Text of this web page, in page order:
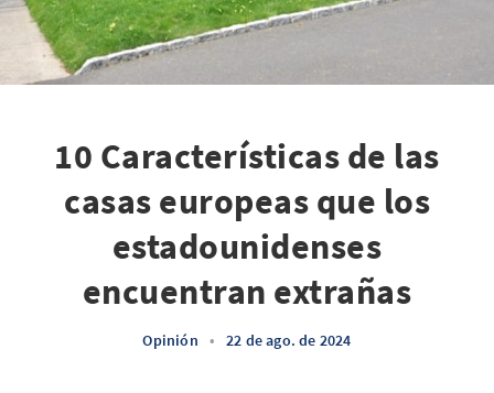
10 Características de las
casas europeas que los
estadounidenses
encuentran extrañas
Opinión • 22 de ago. de 2024